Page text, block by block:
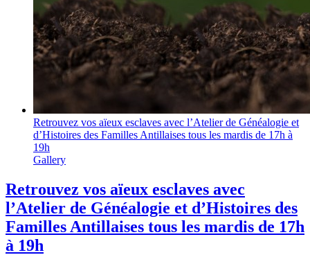
Retrouvez vos aïeux esclaves avec l’Atelier de Généalogie et
d’Histoires des Familles Antillaises tous les mardis de 17h à
19h
Gallery
Retrouvez vos aïeux esclaves avec
l’Atelier de Généalogie et d’Histoires des
Familles Antillaises tous les mardis de 17h
à 19h